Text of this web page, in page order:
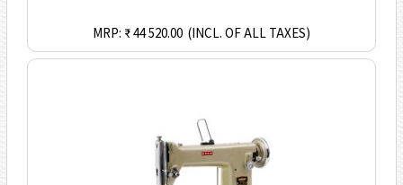
MRP: ₹ 44 520.00 (INCL. OF ALL TAXES)